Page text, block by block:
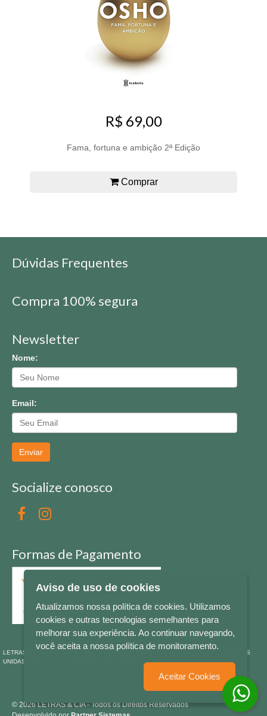
R$ 69,00
Fama, fortuna e ambição 2ª Edição
Comprar
Dúvidas Frequentes
Compra 100% segura
Newsletter
Nome:
Email:
Enviar
Socialize conosco
Formas de Pagamento
LETRAS & CIA - CNPJ n° 88.587.548/0001-20 - Térreo Bourbon Shopping - AV. NAÇÕES
UNIDAS , 2001 - Lojas 1064/1065 - RIO BRANCO - - NOVO HAMBURGO - RS
© 2026 LETRAS & CIA - Todos os Direitos Reservados
Aviso de uso de cookies
Atualizamos nossa política de cookies. Utilizamos
cookies e outras tecnologias semelhantes para
melhorar sua experiência. Ao continuar navegando,
você aceita a nossa política de monitoramento.
Aceitar Cookies